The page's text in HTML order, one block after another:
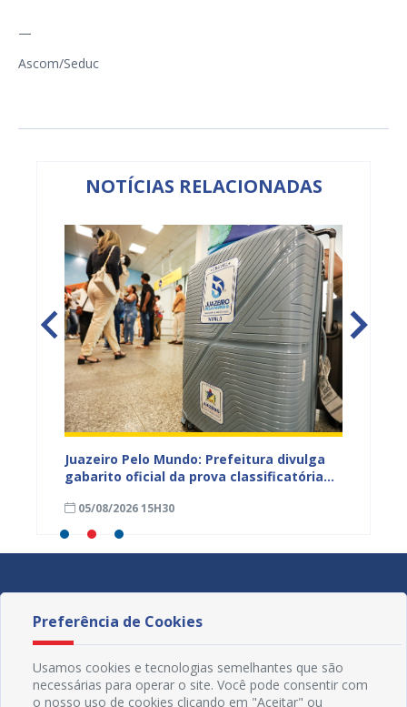
—
Ascom/Seduc
NOTÍCIAS RELACIONADAS
Juazeiro Pelo Mundo: Prefeitura divulga
gabarito oficial da prova classificatória
05/08/2026 15H30
Preferência de Cookies
Usamos cookies e tecnologias semelhantes que são
necessárias para operar o site. Você pode consentir com
o nosso uso de cookies clicando em "Aceitar" ou